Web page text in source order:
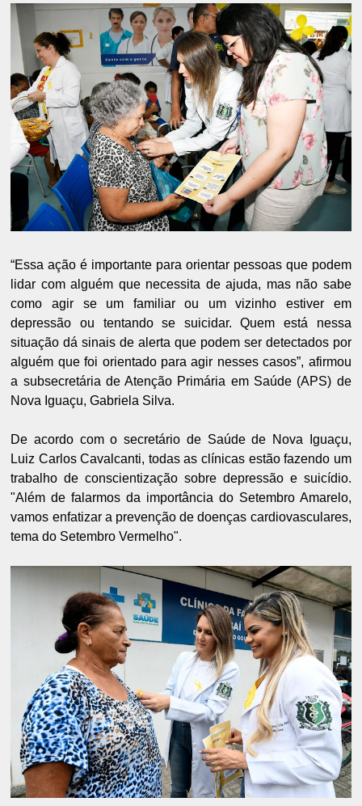
“Essa ação é importante para orientar pessoas que podem
lidar com alguém que necessita de ajuda, mas não sabe
como agir se um familiar ou um vizinho estiver em
depressão ou tentando se suicidar. Quem está nessa
situação dá sinais de alerta que podem ser detectados por
alguém que foi orientado para agir nesses casos”, afirmou
a subsecretária de Atenção Primária em Saúde (APS) de
Nova Iguaçu, Gabriela Silva.
De acordo com o secretário de Saúde de Nova Iguaçu,
Luiz Carlos Cavalcanti, todas as clínicas estão fazendo um
trabalho de conscientização sobre depressão e suicídio.
"Além de falarmos da importância do Setembro Amarelo,
vamos enfatizar a prevenção de doenças cardiovasculares,
tema do Setembro Vermelho".